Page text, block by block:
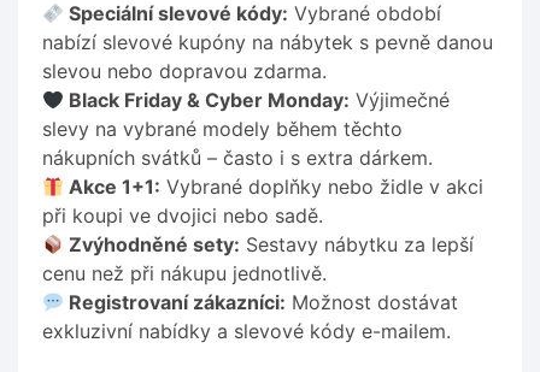
Speciální slevové kódy: Vybrané období
nabízí slevové kupóny na nábytek s pevně danou
slevou nebo dopravou zdarma.
Black Friday & Cyber Monday: Výjimečné
slevy na vybrané modely během těchto
nákupních svátků – často i s extra dárkem.
Akce 1+1: Vybrané doplňky nebo židle v akci
při koupi ve dvojici nebo sadě.
Zvýhodněné sety: Sestavy nábytku za lepší
cenu než při nákupu jednotlivě.
Registrovaní zákazníci: Možnost dostávat
exkluzivní nabídky a slevové kódy e-mailem.